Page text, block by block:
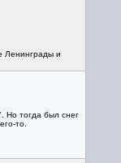
Ленинграды и
Но тогда был снег
то.